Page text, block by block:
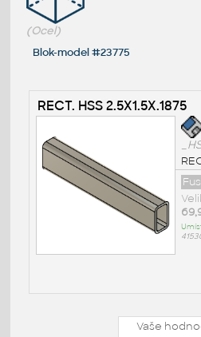
(Ocel)
Blok-model #23775
RECT. HSS 2.5X1.5X.1875
Vaše